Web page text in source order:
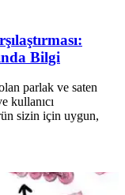
Bilgi
parlak ve saten
kullanıcı
sizin için uygun,